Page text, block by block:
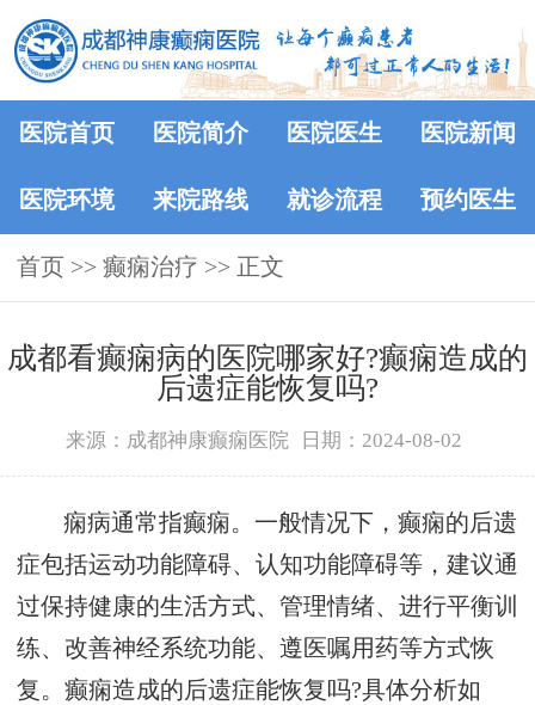
医院首页 医院简介 医院医生 医院新闻
医院环境 来院路线 就诊流程 预约医生
首页 >> 癫痫治疗 >> 正文
成都看癫痫病的医院哪家好?癫痫造成的
后遗症能恢复吗?
来源：成都神康癫痫医院 日期：2024-08-02
痫病通常指癫痫。一般情况下，癫痫的后遗
症包括运动功能障碍、认知功能障碍等，建议通
过保持健康的生活方式、管理情绪、进行平衡训
练、改善神经系统功能、遵医嘱用药等方式恢
复。癫痫造成的后遗症能恢复吗?具体分析如